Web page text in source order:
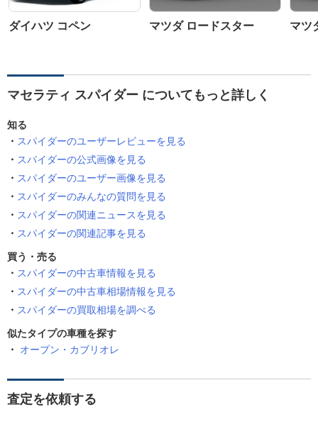
ダイハツ コペン マツダ ロードスター マツ
マセラティ スパイダー についてもっと詳しく
知る
スパイダーのユーザーレビューを見る
スパイダーの公式画像を見る
スパイダーのユーザー画像を見る
スパイダーのみんなの質問を見る
スパイダーの関連ニュースを見る
スパイダーの関連記事を見る
買う・売る
スパイダーの中古車情報を見る
スパイダーの中古車相場情報を見る
スパイダーの買取相場を調べる
似たタイプの車種を探す
オープン・カブリオレ
査定を依頼する